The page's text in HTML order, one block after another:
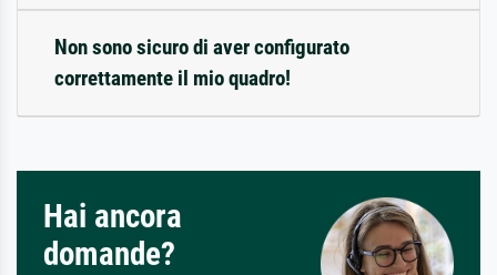
Non sono sicuro di aver configurato
correttamente il mio quadro!
Hai ancora
domande?